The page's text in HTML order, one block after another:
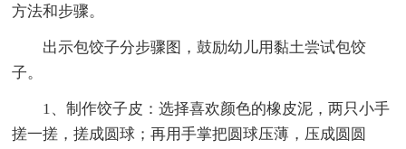
方法和步骤。
出示包饺子分步骤图，鼓励幼儿用黏土尝试包饺
子。
1、制作饺子皮：选择喜欢颜色的橡皮泥，两只小手
搓一搓，搓成圆球；再用手掌把圆球压薄，压成圆圆